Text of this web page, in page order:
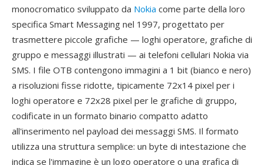
monocromatico sviluppato da Nokia come parte della loro
specifica Smart Messaging nel 1997, progettato per
trasmettere piccole grafiche — loghi operatore, grafiche di
gruppo e messaggi illustrati — ai telefoni cellulari Nokia via
SMS. I file OTB contengono immagini a 1 bit (bianco e nero)
a risoluzioni fisse ridotte, tipicamente 72x14 pixel per i
loghi operatore e 72x28 pixel per le grafiche di gruppo,
codificate in un formato binario compatto adatto
all'inserimento nel payload dei messaggi SMS. Il formato
utilizza una struttura semplice: un byte di intestazione che
indica se l'immagine è un logo operatore o una grafica di